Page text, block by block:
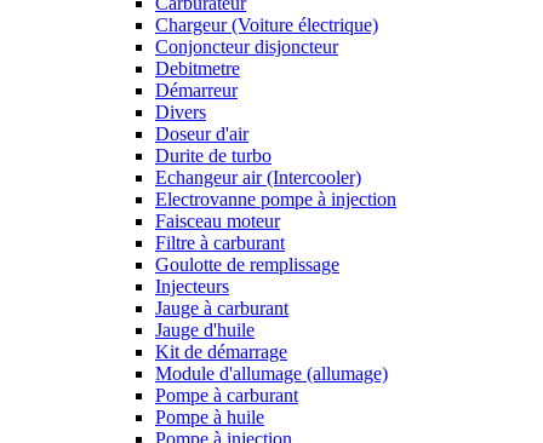
Chargeur (Voiture électrique)
Conjoncteur disjoncteur
Debitmetre
Démarreur
Divers
Doseur d'air
Durite de turbo
Echangeur air (Intercooler)
Electrovanne pompe à injection
Faisceau moteur
Filtre à carburant
Goulotte de remplissage
Injecteurs
Jauge à carburant
Jauge d'huile
Kit de démarrage
Module d'allumage (allumage)
Pompe à carburant
Pompe à huile
Pompe à injection